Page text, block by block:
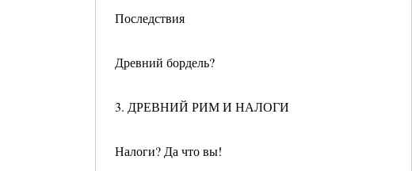
Последствия
Древний бордель?
3. ДРЕВНИЙ РИМ И НАЛОГИ
Налоги? Да что вы!